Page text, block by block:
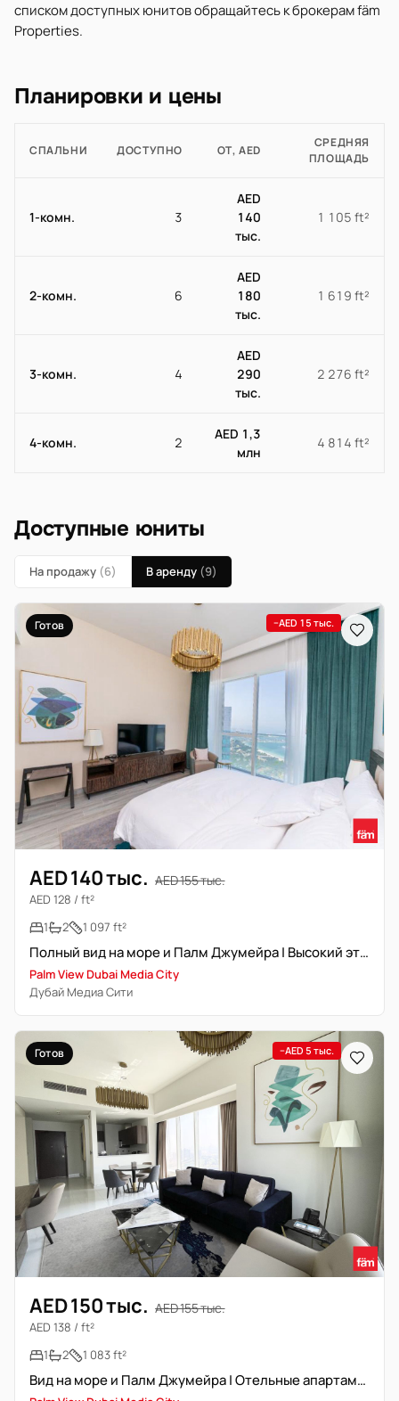
списком доступных юнитов обращайтесь к брокерам fäm
Properties.
Планировки и цены
СПАЛЬНИ ДОСТУПНО ОТ, AED
СРЕДНЯЯ
ПЛОЩАДЬ
1-комн. 3
AED
140
тыс.
1 105 ft²
2-комн. 6
AED
180
тыс.
1 619 ft²
3-комн. 4
AED
290
тыс.
2 276 ft²
4-комн. 2
AED 1,3
млн
4 814 ft²
Доступные юниты
На продажу (6) В аренду (9)
Готов −AED 15 тыс.
AED 140 тыс. AED 155 тыс.
AED 128 / ft²
1
2 1 097 ft²
Полный вид на море и Палм Джумейра | Высокий этаж | Обслуживание отеля
Palm View Dubai Media City
Дубай Медиа Сити
Готов −AED 5 тыс.
AED 150 тыс. AED 155 тыс.
AED 138 / ft²
1
2 1 083 ft²
Вид на море и Палм Джумейра | Отельные апартаменты с услугами